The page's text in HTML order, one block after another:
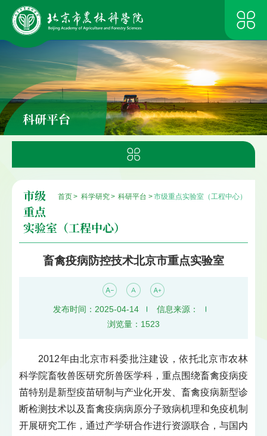
科研平台
首页> 科学研究> 科研平台 >市级重点实验室（工程中心）
市级
重点
实验室（工程中心）
畜禽疫病防控技术北京市重点实验室
发布时间：2025-04-14
信息来源：
浏览量： 1523
2012年由北京市科委批注建设，依托北京市农林
科学院畜牧兽医研究所兽医学科，重点围绕畜禽疫病疫
苗特别是新型疫苗研制与产业化开发、畜禽疫病新型诊
断检测技术以及畜禽疫病病原分子致病机理和免疫机制
开展研究工作，通过产学研合作进行资源联合，与国内